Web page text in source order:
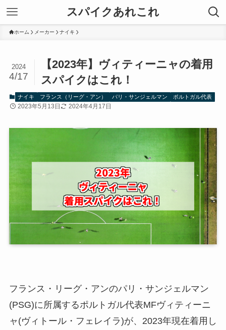
スパイクあれこれ
ホーム メーカー ナイキ
【2023年】ヴィティーニャの着用
スパイクはこれ！
2024
4/17
ナイキ フランス（リーグ・アン） パリ・サンジェルマン ポルトガル代表
2023年5月13日 2024年4月17日
フランス・リーグ・アンのパリ・サンジェルマン
(PSG)に所属するポルトガル代表MFヴィティーニ
ャ(ヴィトール・フェレイラ)が、2023年現在着用し